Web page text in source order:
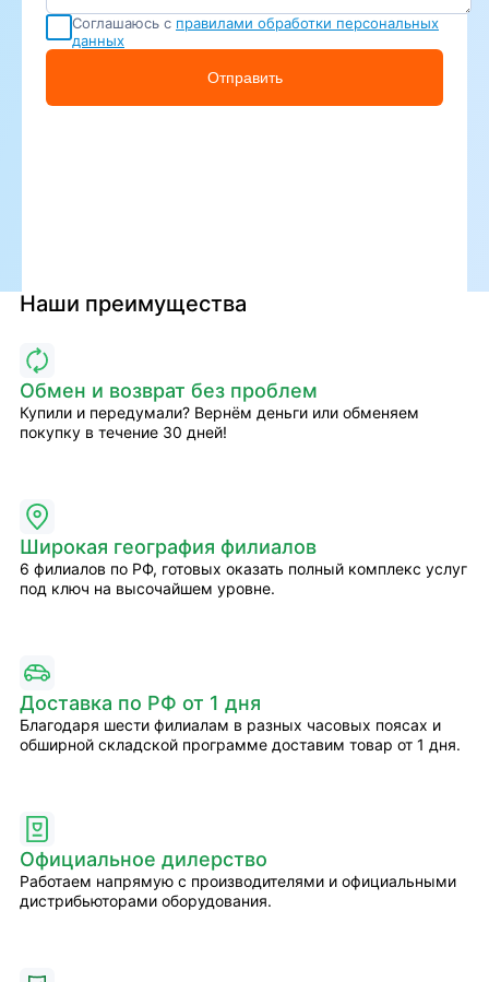
Соглашаюсь с правилами обработки персональных
данных
Отправить
Наши преимущества
Обмен и возврат без проблем
Купили и передумали? Вернём деньги или обменяем
покупку в течение 30 дней!
Широкая география филиалов
6 филиалов по РФ, готовых оказать полный комплекс услуг
под ключ на высочайшем уровне.
Доставка по РФ от 1 дня
Благодаря шести филиалам в разных часовых поясах и
обширной складской программе доставим товар от 1 дня.
Официальное дилерство
Работаем напрямую с производителями и официальными
дистрибьюторами оборудования.